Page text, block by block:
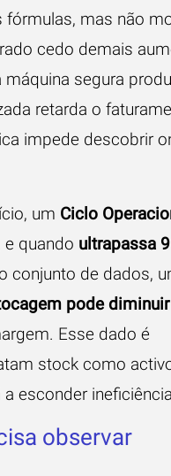
fórmulas, mas não
cedo demais
segura
retarda o
impede descobrir
um Ciclo
e quando ultrapassa
conjunto de dados,
pode
Esse dado é
stock como
esconder
observar